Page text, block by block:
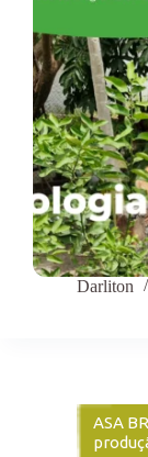
Darliton
ASA